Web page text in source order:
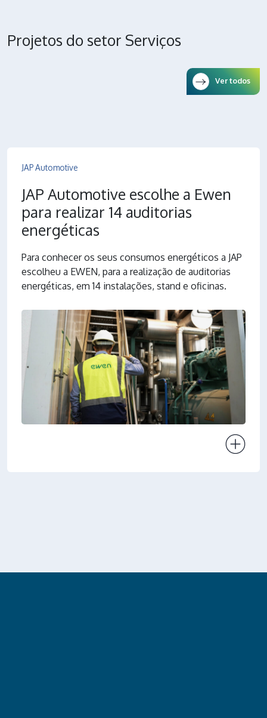
Projetos do setor Serviços
Ver todos
JAP Automotive
JAP Automotive escolhe a Ewen
para realizar 14 auditorias
energéticas
Para conhecer os seus consumos energéticos a JAP
escolheu a EWEN, para a realização de auditorias
energéticas, em 14 instalações, stand e oficinas.
Ver projeto